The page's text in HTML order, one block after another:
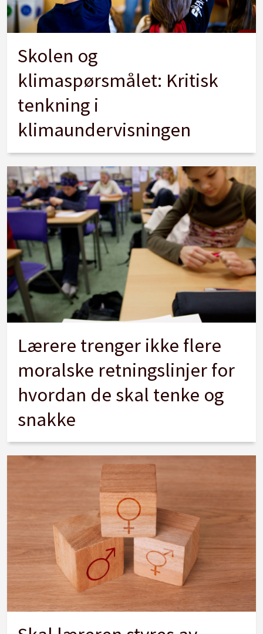
Skolen og
klimaspørsmålet: Kritisk
tenkning i
klimaundervisningen
Lærere trenger ikke flere
moralske retningslinjer for
hvordan de skal tenke og
snakke